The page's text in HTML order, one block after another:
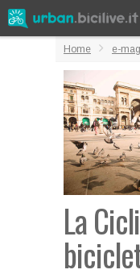
Home e-
La